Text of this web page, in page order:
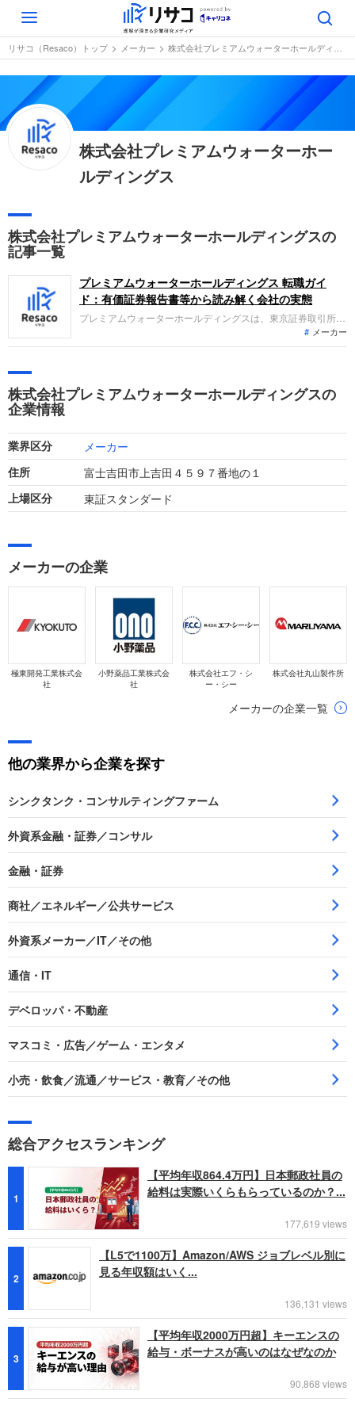
Toggle
navigation
リサコ（Resaco）トップ メーカー 株式会社プレミアムウォーターホールディングス
株式会社プレミアムウォーターホー
ルディングス
株式会社プレミアムウォーターホールディングスの
記事一覧
プレミアムウォーターホールディングス 転職ガイ
ド：有価証券報告書等から読み解く会社の実態
プレミアムウォーターホールディングスは、東京証券取引所ス
タンダード市場に上場し、ナチュラルミネラルウォーターの製
造から宅配、ウォーターサーバーのレンタルまでを一貫して手
いています。
メーカー
株式会社プレミアムウォーターホールディングスの
企業情報
業界区分 メーカー
住所 富士吉田市上吉田４５９７番地の１
上場区分 東証スタンダード
メーカーの企業
極東開発工業株式会
社
小野薬品工業株式会
社
株式会社エフ・シ
ー・シー
株式会社丸山製作所
メーカーの企業一覧
他の業界から企業を探す
シンクタンク・コンサルティングファーム
外資系金融・証券／コンサル
金融・証券
商社／エネルギー／公共サービス
外資系メーカー／IT／その他
通信・IT
デベロッパ・不動産
マスコミ・広告／ゲーム・エンタメ
小売・飲食／流通／サービス・教育／その他
総合アクセスランキング
1
【平均年収864.4万円】日本郵政社員の
給料は実際いくらもらっているのか？...
177,619 views
2
【L5で1100万】Amazon/AWS ジョブレベル別に
見る年収額はいく...
136,131 views
3
【平均年収2000万円超】キーエンスの
給与・ボーナスが高いのはなぜなのか
90,868 views